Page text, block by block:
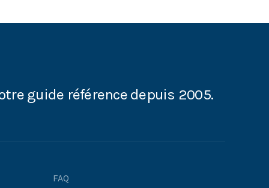
Succession : à quoi sert l’acte de
guide référence depuis 2005.
FAQ